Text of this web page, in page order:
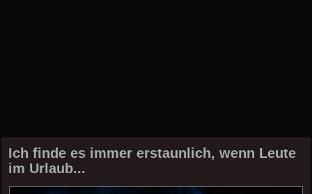
Ich finde es immer erstaunlich, wenn Leute
im Urlaub...